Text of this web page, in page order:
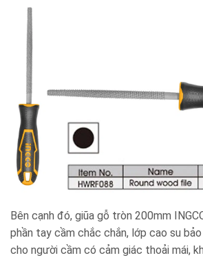
Bên cạnh đó, giũa gỗ tròn 200mm
phần tay cầm chắc chắn, lớp cao su
cho người cầm có cảm giác thoải mái,